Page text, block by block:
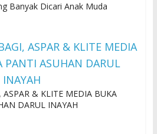
Banyak Dicari Anak Muda
& KLITE MEDIA BUKA
DARUL INAYAH